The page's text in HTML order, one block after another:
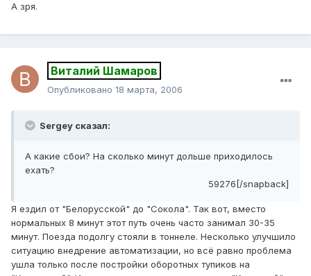
А зря.
Виталий Шамаров
Опубликовано 18 марта, 2006
Sergey сказал:
А какие сбои? На сколько минут дольше приходилось
ехать?
59276[/snapback]
Я ездил от "Белорусской" до "Сокола". Так вот, вместо
нормальных 8 минут этот путь очень часто занимал 30-35
минут. Поезда подолгу стояли в тоннеле. Несколько улучшило
ситуацию внедрение автоматизации, но всё равно проблема
ушла только после постройки оборотных тупиков на